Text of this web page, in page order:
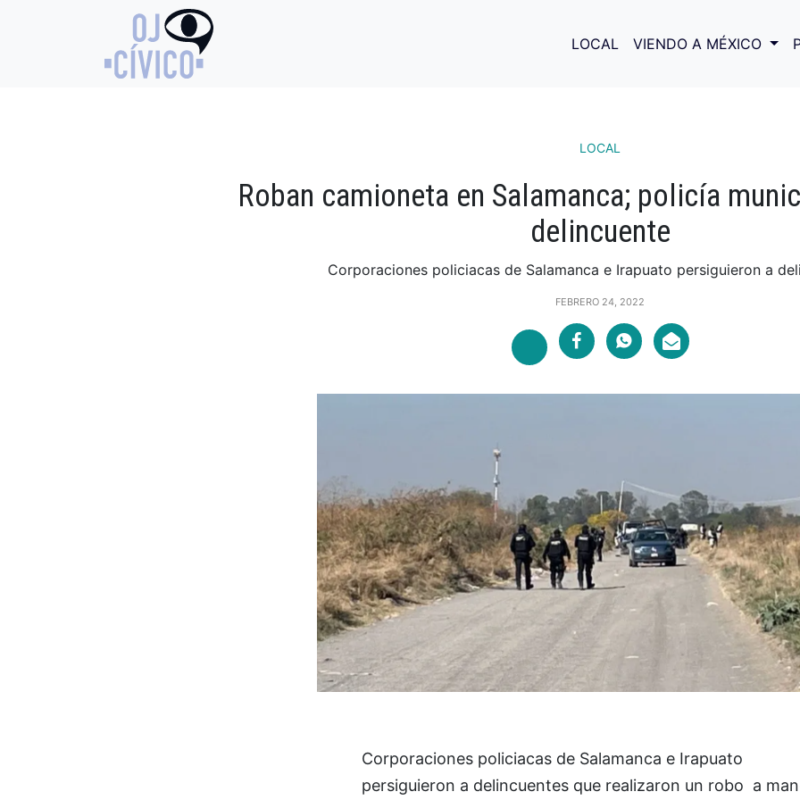
LOCAL VIENDO A MÉXICO
LOCAL
Roban camioneta en Salamanca; policía
delincuente
Corporaciones policiacas de Salamanca e Irapuato persiguieron a
FEBRERO 24, 2022
Corporaciones policiacas de Salamanca e Irapuato
persiguieron a delincuentes que realizaron un robo a